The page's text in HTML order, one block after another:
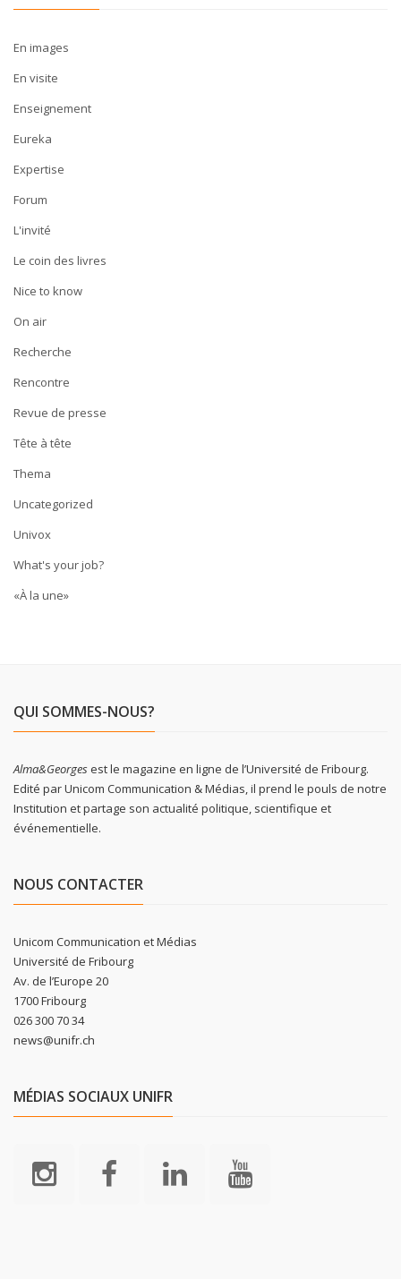
En images
En visite
Enseignement
Eureka
Expertise
Forum
L'invité
Le coin des livres
Nice to know
On air
Recherche
Rencontre
Revue de presse
Tête à tête
Thema
Uncategorized
Univox
What's your job?
«À la une»
QUI SOMMES-NOUS?
Alma&Georgesest le magazine en ligne de l’Université de Fribourg.
Edité par Unicom Communication & Médias, il prend le pouls de notre
Institution et partage son actualité politique, scientifique et
événementielle.
NOUS CONTACTER
Unicom Communication et Médias
Université de Fribourg
Av. de l’Europe 20
1700 Fribourg
026 300 70 34
news@unifr.ch
MÉDIAS SOCIAUX UNIFR